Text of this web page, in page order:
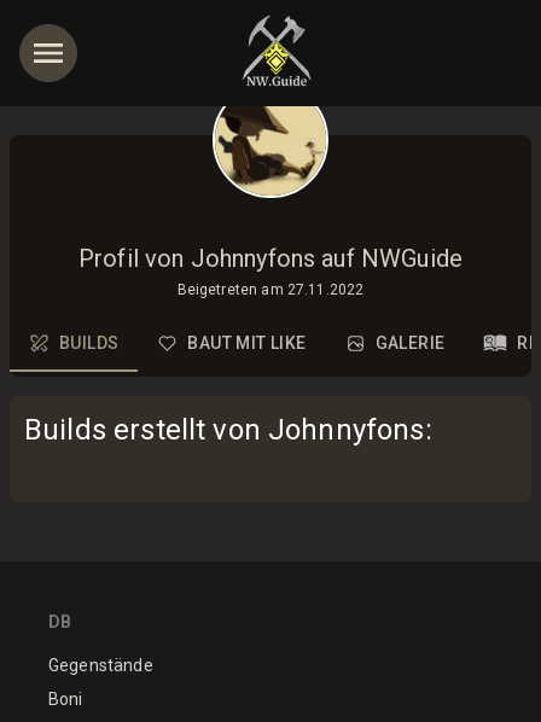
Profil von Johnnyfons auf NWGuide
Beigetreten am 27.11.2022
BUILDS BAUT MIT LIKE GALERIE
Builds erstellt von Johnnyfons:
DB
Gegenstände
Boni